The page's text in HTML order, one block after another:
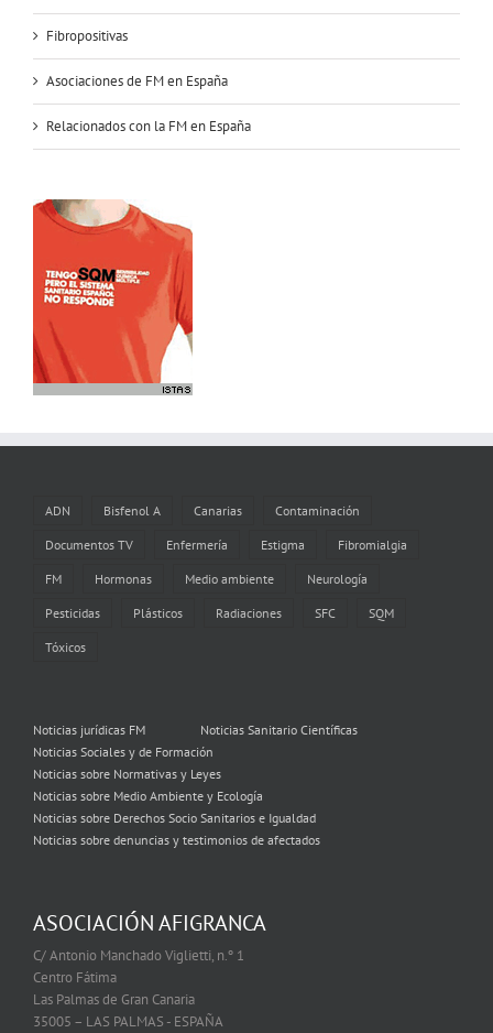
Fibropositivas
Asociaciones de FM en España
Relacionados con la FM en España
ADN Bisfenol A Canarias Contaminación
Documentos TV Enfermería Estigma Fibromialgia
FM Hormonas Medio ambiente Neurología
Pesticidas Plásticos Radiaciones SFC SQM
Tóxicos
Noticias jurídicas FM
Noticias Sanitario Científicas
Noticias Sociales y de Formación
Noticias sobre Normativas y Leyes
Noticias sobre Medio Ambiente y Ecología
Noticias sobre Derechos Socio Sanitarios e Igualdad
Noticias sobre denuncias y testimonios de afectados
ASOCIACIÓN AFIGRANCA
C/ Antonio Manchado Viglietti, n.º 1
Centro Fátima
Las Palmas de Gran Canaria
35005 – LAS PALMAS - ESPAÑA